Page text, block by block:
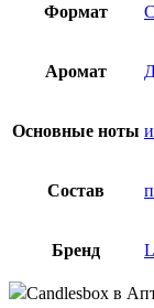
Формат
Аромат
Основные ноты
Состав
Бренд
Candlesbox в